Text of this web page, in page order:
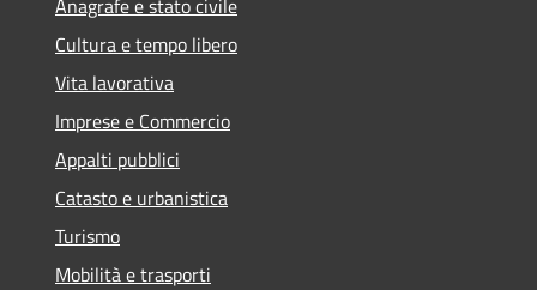
Anagrafe e stato civile
Cultura e tempo libero
Vita lavorativa
Imprese e Commercio
Appalti pubblici
Catasto e urbanistica
Turismo
Mobilità e trasporti